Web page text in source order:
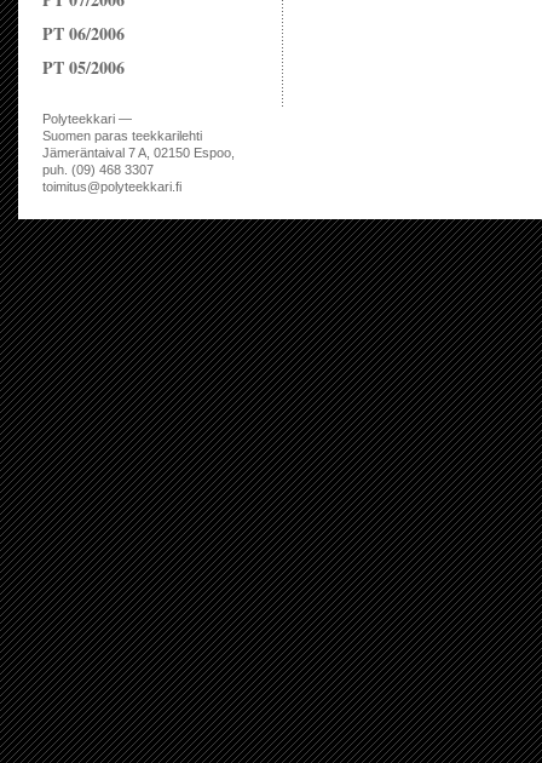
PT 06/2006
PT 05/2006
Polyteekkari —
Suomen paras teekkarilehti
Jämeräntaival 7 A, 02150 Espoo,
puh. (09) 468 3307
toimitus@polyteekkari.fi